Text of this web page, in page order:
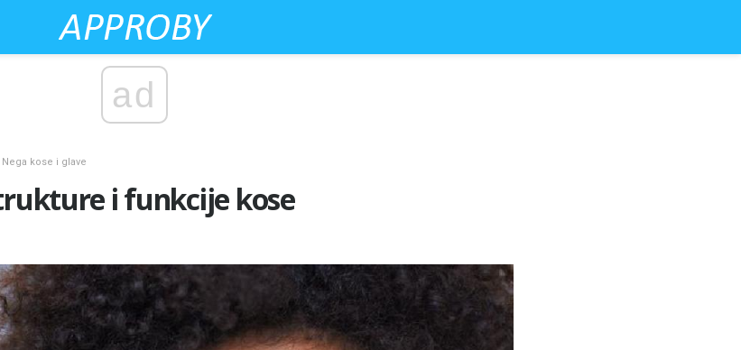
ad
Nega kose i glave
i funkcije kose